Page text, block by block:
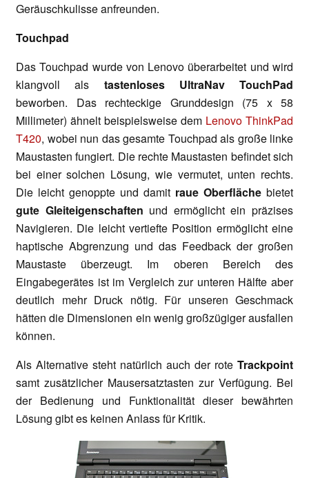
Geräuschkulisse anfreunden.
Touchpad
Das Touchpad wurde von Lenovo überarbeitet und wird
klangvoll als tastenloses UltraNav TouchPad
beworben. Das rechteckige Grunddesign (75 x 58
Millimeter) ähnelt beispielsweise dem Lenovo ThinkPad
T420, wobei nun das gesamte Touchpad als große linke
Maustasten fungiert. Die rechte Maustasten befindet sich
bei einer solchen Lösung, wie vermutet, unten rechts.
Die leicht genoppte und damit raue Oberfläche bietet
gute Gleiteigenschaften und ermöglicht ein präzises
Navigieren. Die leicht vertiefte Position ermöglicht eine
haptische Abgrenzung und das Feedback der großen
Maustaste überzeugt. Im oberen Bereich des
Eingabegerätes ist im Vergleich zur unteren Hälfte aber
deutlich mehr Druck nötig. Für unseren Geschmack
hätten die Dimensionen ein wenig großzügiger ausfallen
können.
Als Alternative steht natürlich auch der rote Trackpoint
samt zusätzlicher Mausersatztasten zur Verfügung. Bei
der Bedienung und Funktionalität dieser bewährten
Lösung gibt es keinen Anlass für Kritik.